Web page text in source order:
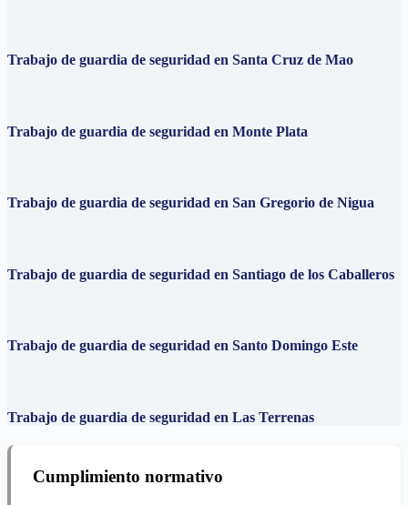
Trabajo de guardia de seguridad en Santa Cruz de Mao
Trabajo de guardia de seguridad en Monte Plata
Trabajo de guardia de seguridad en San Gregorio de Nigua
Trabajo de guardia de seguridad en Santiago de los Caballeros
Trabajo de guardia de seguridad en Santo Domingo Este
Trabajo de guardia de seguridad en Las Terrenas
Cumplimiento normativo